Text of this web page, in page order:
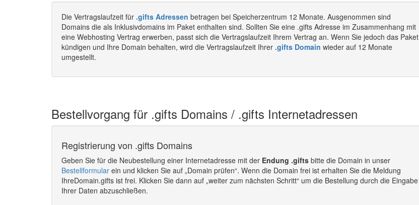
Die Vertragslaufzeit für .gifts Adressen betragen bei Speicherzentrum 12 Monate. Ausgenommen sind
Domains die als Inklusivdomains im Paket enthalten sind. Sollten Sie eine .gifts Adresse im Zusammenhang mit
eine Webhosting Vertrag erwerben, passt sich die Vertragslaufzeit Ihrem Vertrag an. Wenn Sie jedoch das Paket
kündigen und Ihre Domain behalten, wird die Vertragslaufzeit Ihrer .gifts Domain wieder auf 12 Monate
umgestellt.
Bestellvorgang für .gifts Domains / .gifts Internetadressen
Registrierung von .gifts Domains
Geben Sie für die Neubestellung einer Internetadresse mit der Endung .gifts bitte die Domain in unser
Bestellformular ein und klicken Sie auf „Domain prüfen“. Wenn die Domain frei ist erhalten Sie die Meldung
IhreDomain.gifts ist frei. Klicken Sie dann auf „weiter zum nächsten Schritt“ um die Bestellung durch die Eingabe
Ihrer Daten abzuschließen.